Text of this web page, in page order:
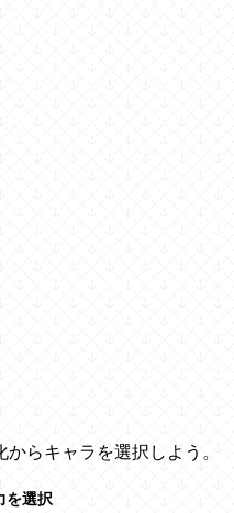
らキャラを選択しよう。
を選択